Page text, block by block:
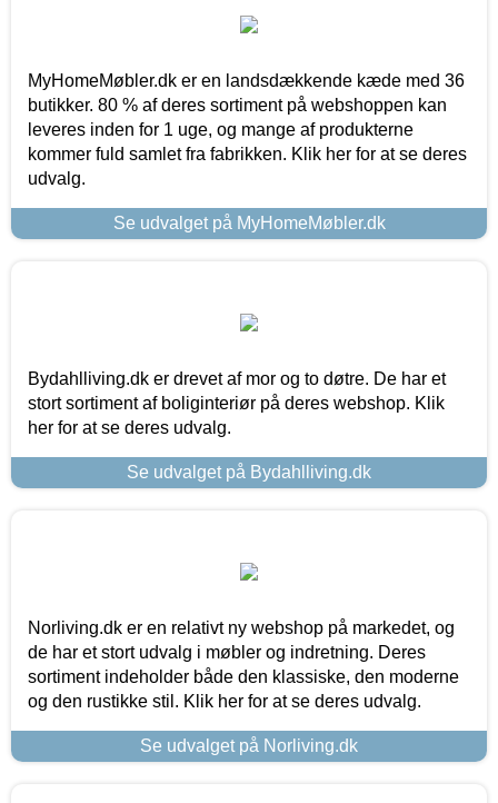
MyHomeMøbler.dk er en landsdækkende kæde med 36
butikker. 80 % af deres sortiment på webshoppen kan
leveres inden for 1 uge, og mange af produkterne
kommer fuld samlet fra fabrikken. Klik her for at se deres
udvalg.
Se udvalget på MyHomeMøbler.dk
Bydahlliving.dk er drevet af mor og to døtre. De har et
stort sortiment af boliginteriør på deres webshop. Klik
her for at se deres udvalg.
Se udvalget på Bydahlliving.dk
Norliving.dk er en relativt ny webshop på markedet, og
de har et stort udvalg i møbler og indretning. Deres
sortiment indeholder både den klassiske, den moderne
og den rustikke stil. Klik her for at se deres udvalg.
Se udvalget på Norliving.dk